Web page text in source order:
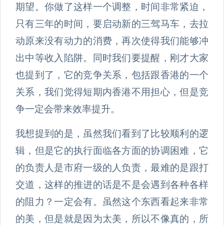
期望。你做了这样一个调整，时间非常紧迫，
只有三年的时间，要启动新的三驾马车，去拉
动原来没有动力的消费，再次使得我们能够冲
出中等收入陷阱。同时我们要提醒，刚才大家
也提到了，它的竞争关系，包括跟香港的一个
关系，我们觉得短期内香港不用担心，但是竞
争一定会带来效率提升。
我想提到的是，虽然我们看到了比较顺利的逻
辑，但是它的执行面临各方面的协调困难，它
的负责人是市府一级的人负责，最难的是跟打
交道，这样的推进的话是不是会遇到各种各样
的阻力？一定会有。虽然这个东西看起来非常
的美，但是就是因为太美，所以不像真的，所